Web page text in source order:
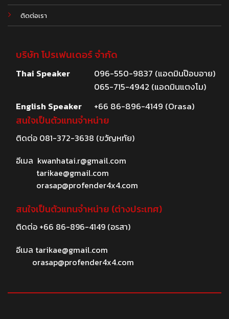
ติดต่อเรา
บริษัท โปรเฟนเดอร์ จำกัด
Thai Speaker
096-550-9837 (แอดมินป๊อบอาย)
065-715-4942 (แอดมินแตงโม)
English Speaker
+66 86-896-4149 (Orasa)
สนใจเป็นตัวแทนจำหน่าย
ติดต่อ 081-372-3638 (ขวัญหทัย)
อีเมล kwanhatai.r@gmail.com
tarikae@gmail.com
orasap@profender4x4.com
สนใจเป็นตัวแทนจำหน่าย (ต่างประเทศ)
ติดต่อ +66 86-896-4149(อรสา)
อีเมล tarikae@gmail.com
orasap@profender4x4.com